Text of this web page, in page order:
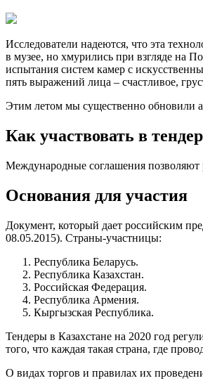
Исследователи надеются, что эта
в музее, но хмурились при взгляде на
испытания систем камер с
пять выражений лица – счастливое,
Этим летом мы существенно обновили
Как участвовать в
Международные соглашения позволяют
Основания для участия
Документ, который дает российским
08.05.2015). Страны-участницы:
Республика Беларусь.
Республика Казахстан.
Российская Федерация.
Республика Армения.
Кыргызская Республика.
Тендеры в Казахстане на 2020 год
того, что каждая такая страна, где
О видах торгов и правилах их